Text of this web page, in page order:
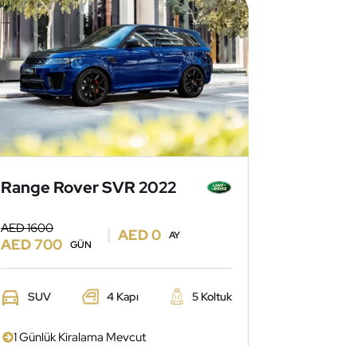
Range Rover SVR 2022
AED 1600
AED 700 GÜN
AED 0 AY
SUV 4 Kapı 5 Koltuk
1 Günlük Kiralama Mevcut